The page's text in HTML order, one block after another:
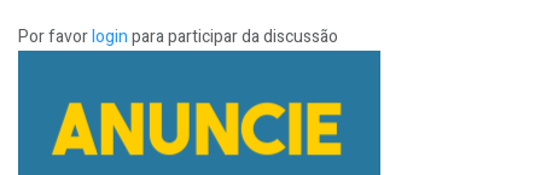
Por favorloginpara participar da discussão